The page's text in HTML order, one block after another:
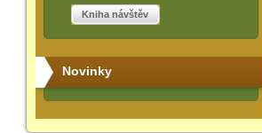
Kniha návštěv
Novinky